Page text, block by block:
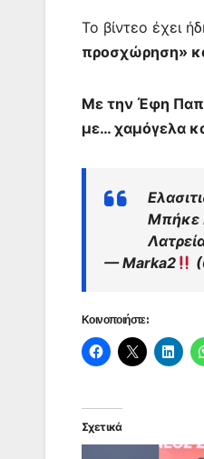
Το βίντεο έχει
προσχώρηση»
Με την Έφη
με… χαμόγελα
Μπήκε
— Marka2
Κοινοποιήστε:
Σχετικά